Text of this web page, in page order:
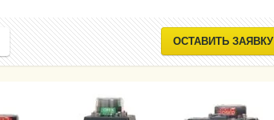
ОСТАВИТЬ ЗАЯВКУ